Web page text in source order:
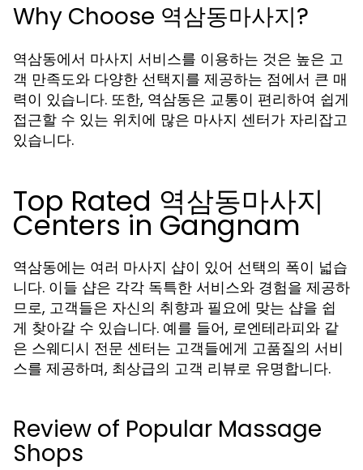
Why Choose 역삼동마사지?
역삼동에서 마사지 서비스를 이용하는 것은 높은 고
객 만족도와 다양한 선택지를 제공하는 점에서 큰 매
력이 있습니다. 또한, 역삼동은 교통이 편리하여 쉽게
접근할 수 있는 위치에 많은 마사지 센터가 자리잡고
있습니다.
Top Rated 역삼동마사지
Centers in Gangnam
역삼동에는 여러 마사지 샵이 있어 선택의 폭이 넓습
니다. 이들 샵은 각각 독특한 서비스와 경험을 제공하
므로, 고객들은 자신의 취향과 필요에 맞는 샵을 쉽
게 찾아갈 수 있습니다. 예를 들어, 로엔테라피와 같
은 스웨디시 전문 센터는 고객들에게 고품질의 서비
스를 제공하며, 최상급의 고객 리뷰로 유명합니다.
Review of Popular Massage
Shops